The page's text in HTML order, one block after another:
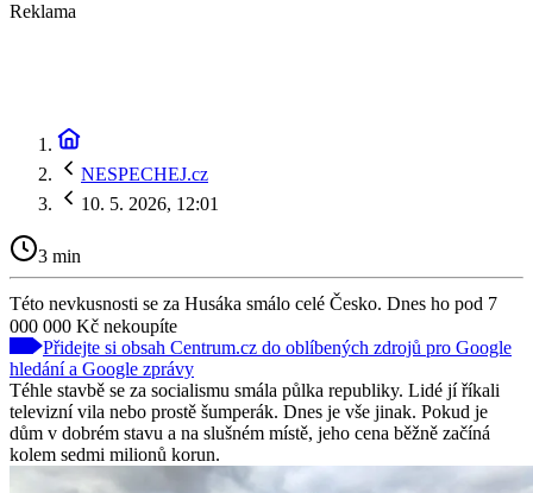
Reklama
NESPECHEJ.cz
10. 5. 2026, 12:01
3 min
Této nevkusnosti se za Husáka smálo celé Česko. Dnes ho pod 7
000 000 Kč nekoupíte
Přidejte si obsah Centrum.cz do oblíbených zdrojů pro Google
hledání a Google zprávy
Téhle stavbě se za socialismu smála půlka republiky. Lidé jí říkali
televizní vila nebo prostě šumperák. Dnes je vše jinak. Pokud je
dům v dobrém stavu a na slušném místě, jeho cena běžně začíná
kolem sedmi milionů korun.